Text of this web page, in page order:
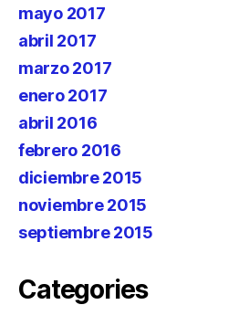
mayo 2017
abril 2017
marzo 2017
enero 2017
abril 2016
febrero 2016
diciembre 2015
noviembre 2015
septiembre 2015
Categories